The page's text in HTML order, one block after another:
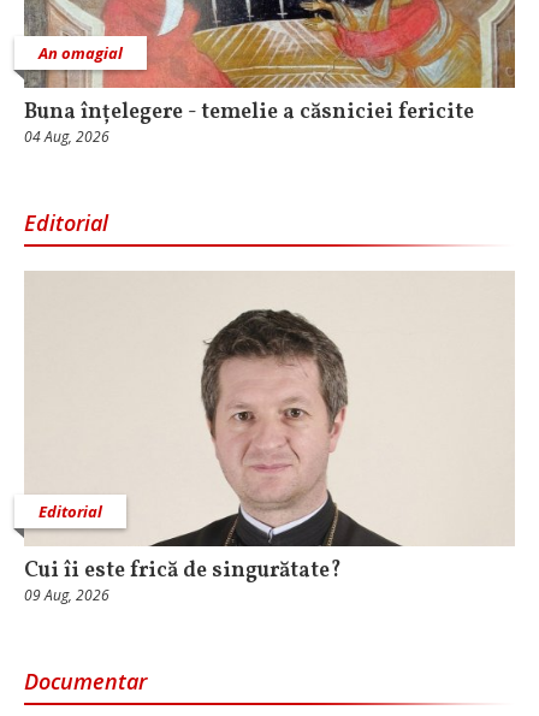
An omagial
Buna înțelegere - temelie a căsniciei fericite
04 Aug, 2026
Editorial
Editorial
Cui îi este frică de singurătate?
09 Aug, 2026
Documentar